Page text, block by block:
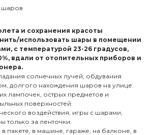
шаров
и сохранения красоты
использовать шары в помещении
с температурой 23-26 градусов,
вдали от отопительных приборов и
солнечных лучей, обдувания
долгого нахождения шаров на улице.
лампочек, острых предметов и
поверхностей.
воздействия, игры с шарами,
только за ленточки.
пакете, в машине, гараже, на балконе, в